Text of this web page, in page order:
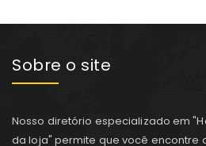
Sobre o site
Nosso diretório especializado em
da loja" permite que você encontre